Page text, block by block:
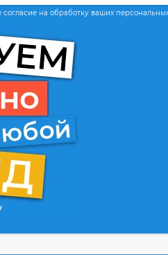
на обработку ваших